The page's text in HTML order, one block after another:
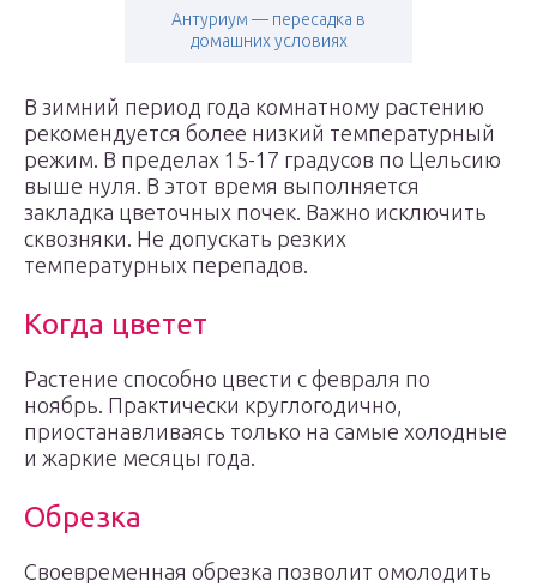
Антуриум — пересадка в
домашних условиях
В зимний период года комнатному растению
рекомендуется более низкий температурный
режим. В пределах 15-17 градусов по Цельсию
выше нуля. В этот время выполняется
закладка цветочных почек. Важно исключить
сквозняки. Не допускать резких
температурных перепадов.
Когда цветет
Растение способно цвести с февраля по
ноябрь. Практически круглогодично,
приостанавливаясь только на самые холодные
и жаркие месяцы года.
Обрезка
Своевременная обрезка позволит омолодить